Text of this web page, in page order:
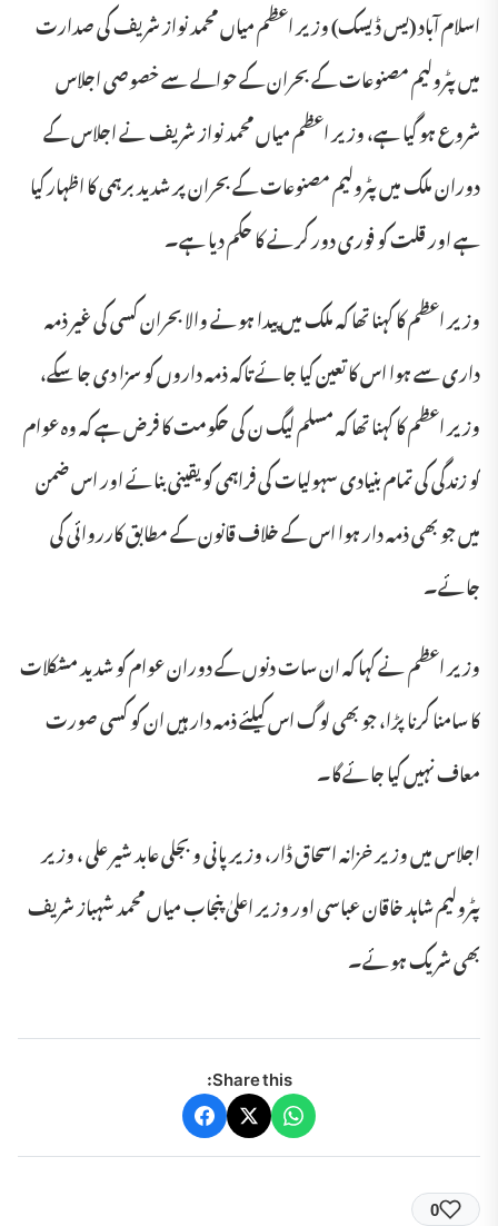
اسلام آباد (یس ڈیسک) وزیر اعظم میاں محمد نواز شریف کی صدارت
میں پٹرولیم مصنوعات کے بحران کے حوالے سے خصوصی اجلاس
شروع ہو گیا ہے، وزیر اعظم میاں محمد نواز شریف نے اجلاس کے
دوران ملک میں پٹرولیم مصنوعات کے بحران پر شدید برہمی کا اظہار کیا
ہے اور قلت کو فوری دور کرنے کا حکم دیا ہے۔
وزیر اعظم کا کہنا تھا کہ ملک میں پیدا ہونے والا بحران کسی کی غیر ذمہ
داری سے ہوا اس کا تعین کیا جائے تاکہ ذمہ داروں کو سزا دی جا سکے،
وزیر اعظم کا کہنا تھا کہ مسلم لیگ ن کی حکومت کا فرض ہے کہ وہ عوام
کو زندگی کی تمام بنیادی سہولیات کی فراہمی کو یقینی بنائے اور اس ضمن
میں جو بھی ذمہ دار ہوا اس کے خلاف قانون کے مطابق کارروائی کی
جائے۔
وزیر اعظم نے کہا کہ ان سات دنوں کے دوران عوام کو شدید مشکلات
کا سامنا کرنا پڑا، جو بھی لوگ اس کیلئے ذمہ دار ہیں ان کو کسی صورت
معاف نہیں کیا جائے گا۔
اجلاس میں وزیر خزانہ اسحاق ڈار، وزیر پانی و بجلی عابد شیر علی ، وزیر
پٹرولیم شاہد خاقان عباسی اور وزیر اعلیٰ پنجاب میاں محمد شہباز شریف
بھی شریک ہوئے۔
Share this:
0